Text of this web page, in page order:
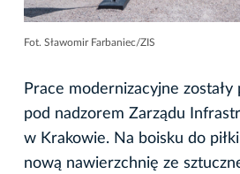
Fot. Sławomir Farbaniec/ZIS
Prace modernizacyjne
pod nadzorem Zarządu
w Krakowie. Na boisku do
nową nawierzchnię ze